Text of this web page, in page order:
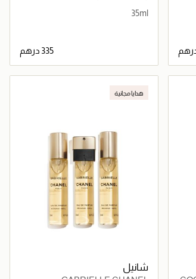
35ml
جاري تحميل التفاصيل
هدايا مجانية
شانيل